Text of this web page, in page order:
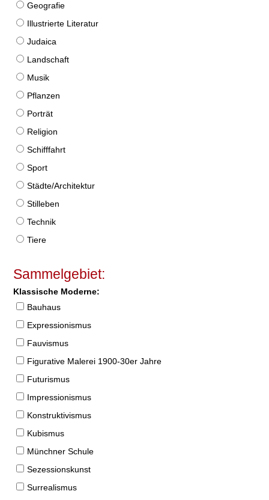
Geografie
Illustrierte Literatur
Judaica
Landschaft
Musik
Pflanzen
Porträt
Religion
Schifffahrt
Sport
Städte/Architektur
Stilleben
Technik
Tiere
Sammelgebiet:
Klassische Moderne:
Bauhaus
Expressionismus
Fauvismus
Figurative Malerei 1900-30er Jahre
Futurismus
Impressionismus
Konstruktivismus
Kubismus
Münchner Schule
Sezessionskunst
Surrealismus